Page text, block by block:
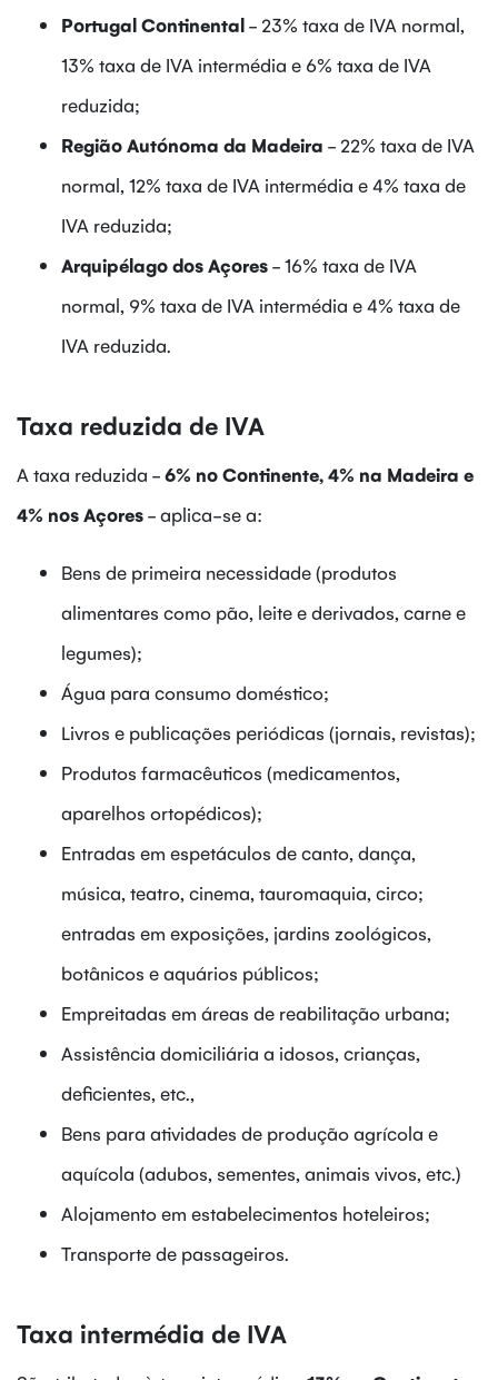
Portugal Continental- 23% taxa de IVA normal,
13% taxa de IVA intermédia e 6% taxa de IVA
reduzida;
Região Autónoma da Madeira - 22% taxa de IVA
normal, 12% taxa de IVA intermédia e 4% taxa de
IVA reduzida;
Arquipélago dos Açores- 16% taxa de IVA
normal, 9% taxa de IVA intermédia e 4% taxa de
IVA reduzida.
Taxa reduzida de IVA
A taxa reduzida -6% no Continente, 4% na Madeira e
4% nos Açores- aplica-se a:
Bens de primeira necessidade (produtos
alimentares como pão, leite e derivados, carne e
legumes);
Água para consumo doméstico;
Livros e publicações periódicas (jornais, revistas);
Produtos farmacêuticos (medicamentos,
aparelhos ortopédicos);
Entradas em espetáculos de canto, dança,
música, teatro, cinema, tauromaquia, circo;
entradas em exposições, jardins zoológicos,
botânicos e aquários públicos;
Empreitadas em áreas de reabilitação urbana;
Assistência domiciliária a idosos, crianças,
deficientes, etc.,
Bens para atividades de produção agrícola e
aquícola (adubos, sementes, animais vivos, etc.)
Alojamento em estabelecimentos hoteleiros;
Transporte de passageiros.
Taxa intermédia de IVA